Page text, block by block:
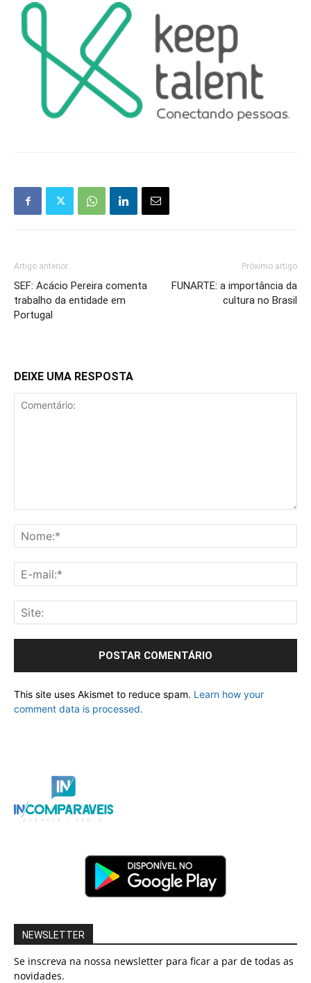
Artigo anterior
SEF: Acácio Pereira comenta
trabalho da entidade em
Portugal
Próximo artigo
FUNARTE: a importância da
cultura no Brasil
DEIXE UMA RESPOSTA
This site uses Akismet to reduce spam. Learn how your
comment data is processed.
NEWSLETTER
Se inscreva na nossa newsletter para ficar a par de todas as
novidades.